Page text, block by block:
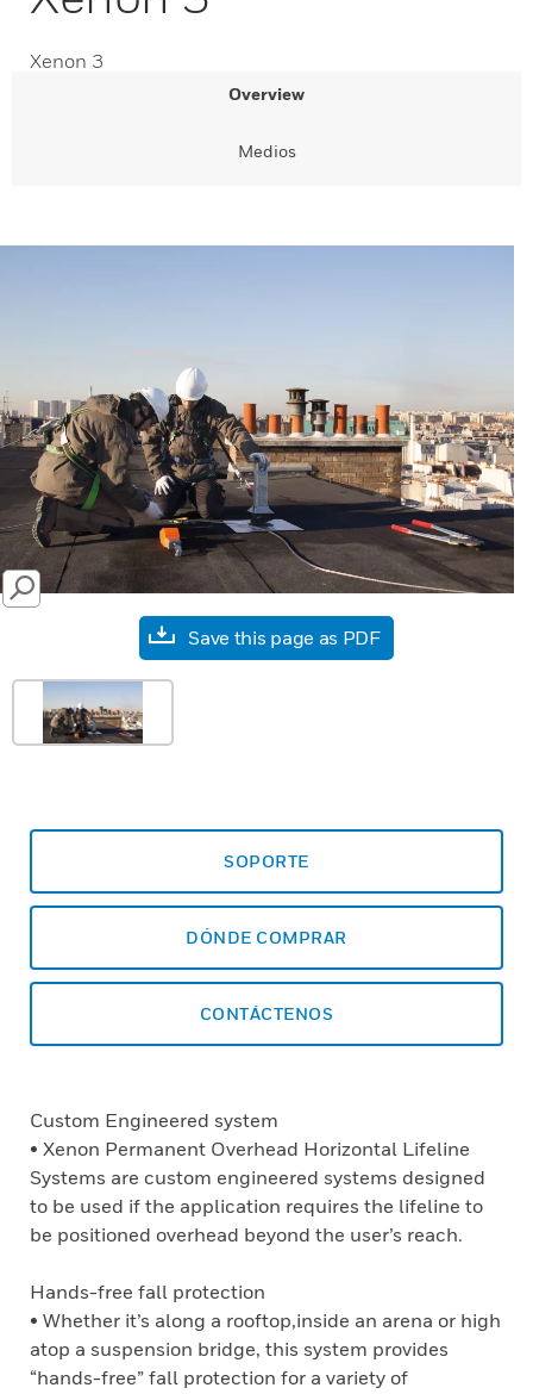
Xenon 3
Overview
Medios
SEARCH
Save this page as PDF
SOPORTE
DÓNDE COMPRAR
CONTÁCTENOS
Custom Engineered system
• Xenon Permanent Overhead Horizontal Lifeline
Systems are custom engineered systems designed
to be used if the application requires the lifeline to
be positioned overhead beyond the user’s reach.
Hands-free fall protection
• Whether it’s along a rooftop,inside an arena or high
atop a suspension bridge, this system provides
“hands-free” fall protection for a variety of